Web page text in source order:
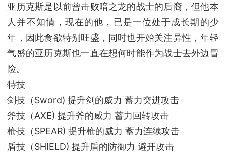
亚历克斯是以前曾击败暗之龙的战士的后裔，但他本
人并不知情，现在的他，已是一位处于成长期的少
年，因此食欲特别旺盛，同时也开始关注异性，年轻
气盛的亚历克斯也一直在想何时能作为战士去外边冒
险。
特技
剑技（Sword) 提升剑的威力 蓄力突进攻击
斧技（AXE) 提升斧的威力 蓄力回转攻击
枪技（SPEAR) 提升枪的威力 蓄力连续攻击
盾技（SHIELD) 提升盾的防御力 避开攻击